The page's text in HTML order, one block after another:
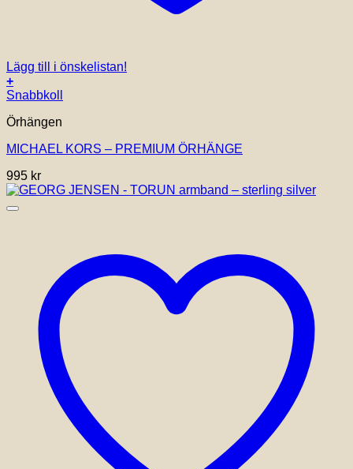
Lägg till i önskelistan!
+
Snabbkoll
Örhängen
MICHAEL KORS – PREMIUM ÖRHÄNGE
995 kr